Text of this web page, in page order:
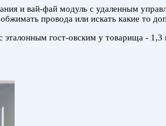
и вай-фай модуль с удаленным
провода или искать какие то
гост-овским у товарища -